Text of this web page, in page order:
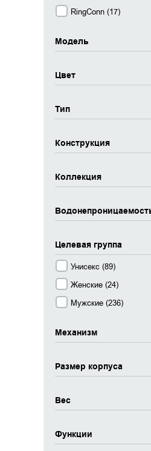
RingConn (17)
Модель
Цвет
Тип
Конструкция
Коллекция
Целевая группа
Унисекс (89)
Женские (24)
Мужские (236)
Механизм
Размер корпуса
Вес
Функции